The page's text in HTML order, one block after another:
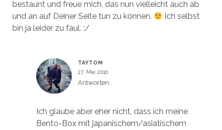
bestaunt und freue mich, das nun vielleicht auch ab
und an auf Deiner Seite tun zu können.
Ich selbst
bin ja leider zu faul. :/
TAYTOM
27. Mai 2010
Antworten
Ich glaube aber eher nicht, dass ich meine
Bento-Box mit japanischem/asiatischem